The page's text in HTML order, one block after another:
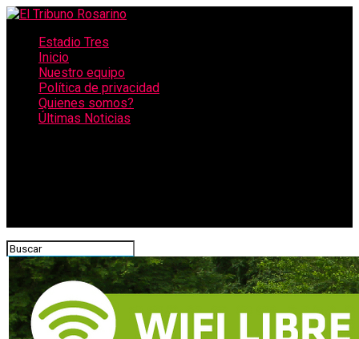
Estadio Tres
Inicio
Nuestro equipo
Política de privacidad
Quienes somos?
Últimas Noticias